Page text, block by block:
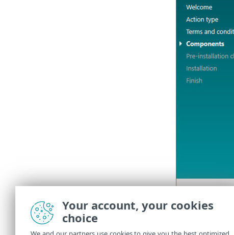
Es posible
Your account, your cookies
choice